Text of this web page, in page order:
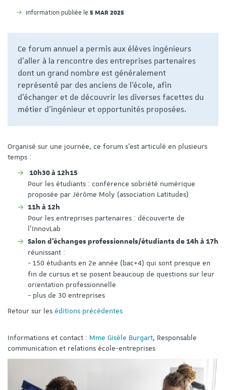
Information publiée le 5 MAR 2025
Ce forum annuel a permis aux élèves ingénieurs
d'aller à la rencontre des entreprises partenaires
dont un grand nombre est généralement
représenté par des anciens de l'école, afin
d'échanger et de découvrir les diverses facettes du
métier d'ingénieur et opportunités proposées.
Organisé sur une journée, ce forum s'est articulé en plusieurs
temps :
10h30 à 12h15
Pour les étudiants : conférence sobriété numérique
proposée par Jérôme Moly (association Latitudes)
11h à 12h
Pour les entreprises partenaires : découverte de
l'InnovLab
Salon d'échanges professionnels/étudiants de 14h à 17h
réunissant :
- 150 étudiants en 2e année (bac+4) qui sont presque en
fin de cursus et se posent beaucoup de questions sur leur
orientation professionnelle
- plus de 30 entreprises
Retour sur les éditions précédentes
Informations et contact : Mme Gisèle Burgart, Responsable
communication et relations école-entreprises